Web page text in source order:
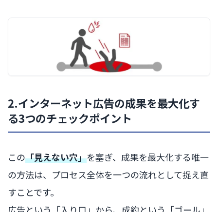
2.インターネット広告の成果を最大化す
る3つのチェックポイント
この「見えない穴」を塞ぎ、成果を最大化する唯一
の方法は、プロセス全体を一つの流れとして捉え直
すことです。